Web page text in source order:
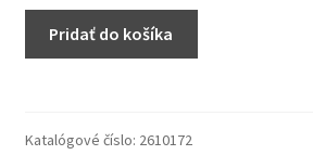
množstvo
Dell
Pridať do košíka
Katalógové číslo: 2610172